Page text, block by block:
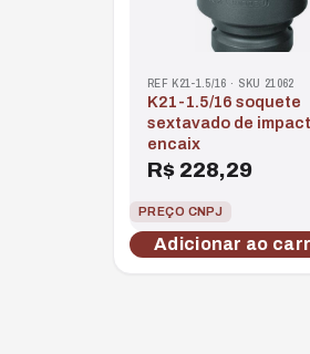
REF K21-1.5/16 · SKU 21062
k21-1.5/16 soquete
sextavado de
encaix
R$ 228,29
PREÇO CNPJ
Adicionar ao